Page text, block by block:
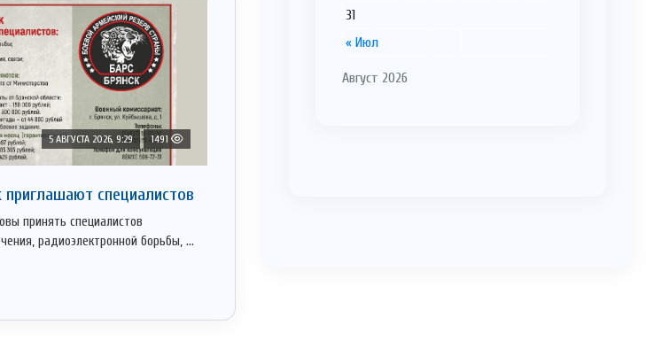
5 АВГУСТА 2026, 9:29 1491
cпециaлистoв
принять специалистов
радиоэлектронной борьбы, ...
Август 2026
« Июл
31